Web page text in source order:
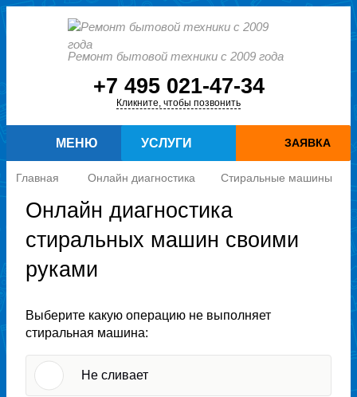
Ремонт бытовой техники с 2009 года
+7 495 021-47-34
Кликните, чтобы позвонить
УСЛУГИ
МЕНЮ ЗАЯВКА
Главная Онлайн диагностика Стиральные машины
Онлайн диагностика
стиральных машин своими
руками
Выберите какую операцию не выполняет
стиральная машина:
Не сливает